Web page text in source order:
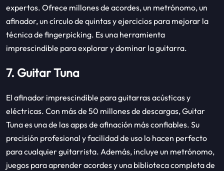
expertos. Ofrece millones de acordes, un metrónomo, un
afinador, un círculo de quintas y ejercicios para mejorar la
técnica de fingerpicking. Es una herramienta
imprescindible para explorar y dominar la guitarra.
7. Guitar Tuna
El afinador imprescindible para guitarras acústicas y
eléctricas. Con más de 50 millones de descargas, Guitar
Tuna es una de las apps de afinación más confiables. Su
precisión profesional y facilidad de uso lo hacen perfecto
para cualquier guitarrista. Además, incluye un metrónomo,
juegos para aprender acordes y una biblioteca completa de